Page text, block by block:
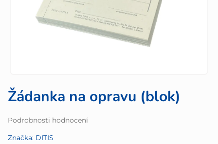
Žádanka na opravu (blok)
Průměrné
produktu
Podrobnosti hodnocení
Značka: DITIS